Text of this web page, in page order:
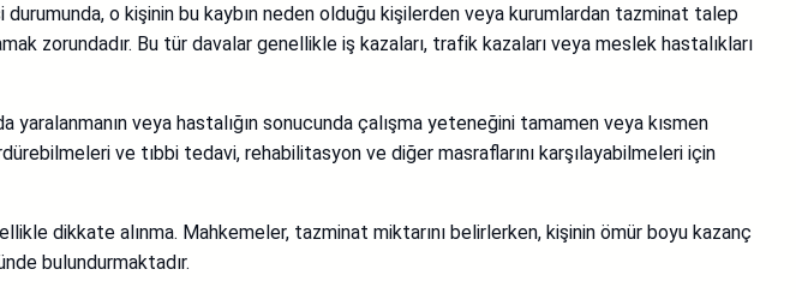
o kişinin bu kaybın neden olduğu kişilerden veya kurumlardan tazminat talep
zorundadır. Bu tür davalar genellikle iş kazaları, trafik kazaları veya meslek hastalıkları
veya hastalığın sonucunda çalışma yeteneğini tamamen veya kısmen
ve tıbbi tedavi, rehabilitasyon ve diğer masraflarını karşılayabilmeleri için
dikkate alınma. Mahkemeler, tazminat miktarını belirlerken, kişinin ömür boyu kazanç
bulundurmaktadır.